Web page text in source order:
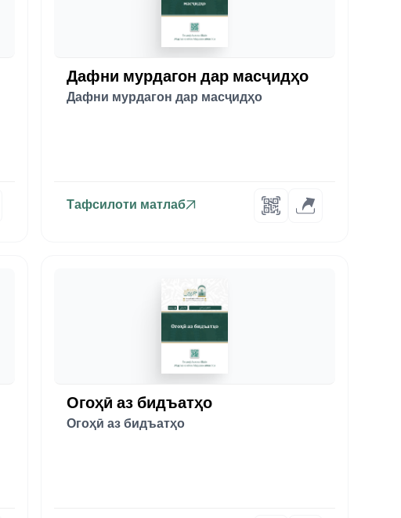
Дафни мурдагон дар масҷидҳо
Дафни мурдагон дар масҷидҳо
Тафсилоти матлаб
Огоҳӣ аз бидъатҳо
Огоҳӣ аз бидъатҳо